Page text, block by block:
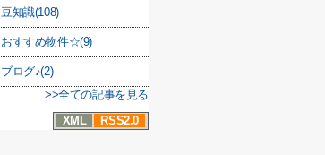
豆知識(108)
おすすめ物件☆(9)
ブログ♪(2)
>>全ての記事を見る
XML
RSS2.0